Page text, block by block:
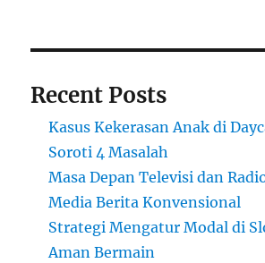
Recent Posts
Kasus Kekerasan Anak di
Soroti 4 Masalah
Masa Depan Televisi dan
Media Berita Konvensional
Strategi Mengatur Modal di
Aman Bermain